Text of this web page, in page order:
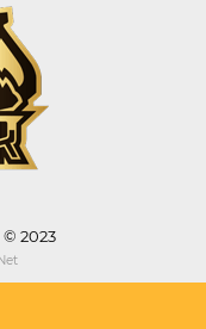
2023